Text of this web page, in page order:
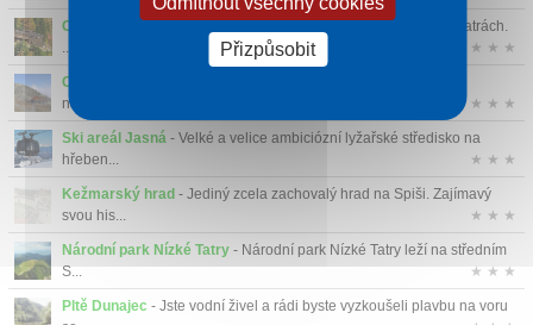
Chata Plesnivec
- Jediná vysokohorská chata v Belianských Tatrách.
...
★ ★ ★
Chopok
nádherný výhl...
★ ★ ★
Ski areál Jasná - Velké a velice ambiciózní lyžařské středisko na
hřeben...
★ ★ ★
Kežmarský hrad - Jediný zcela zachovalý hrad na Spiši. Zajímavý
svou his...
★ ★ ★
Národní park Nízké Tatry - Národní park Nízké Tatry leží na středním
S...
★ ★ ★
Pltě Dunajec - Jste vodní živel a rádi byste vyzkoušeli plavbu na voru
Přizpůsobit